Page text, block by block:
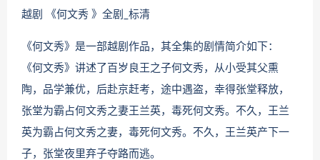
越剧 《何文秀 》全剧_标清
《何文秀》是一部越剧作品，其全集的剧情简介如下：
《何文秀》讲述了百岁良王之子何文秀，从小受其父熏
陶，品学兼优，后赴京赶考，途中遇盗，幸得张堂释放，
张堂为霸占何文秀之妻王兰英，毒死何文秀。不久，王兰
英为霸占何文秀之妻，毒死何文秀。不久，王兰英产下一
子，张堂夜里弃子夺路而逃。